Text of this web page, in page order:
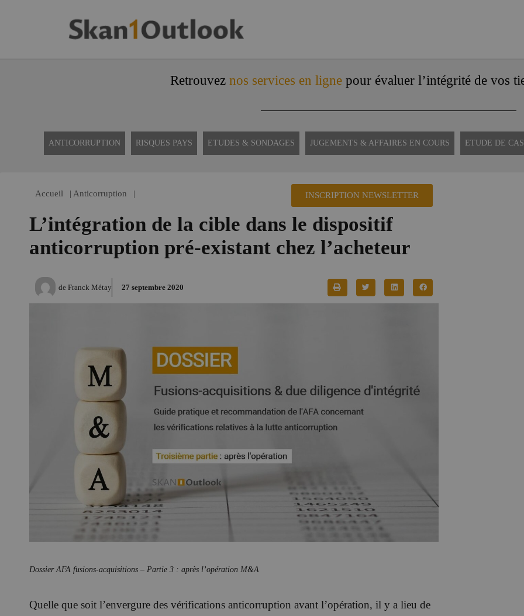
Retrouvez nos services en lignepour évaluer l’intégrité de vos
ANTICORRUPTION RISQUES PAYS ETUDES & SONDAGES JUGEMENTS & AFFAIRES EN COURS ETUDE DE CAS
Accueil | Anticorruption | INSCRIPTION NEWSLETTER
L’intégration de la cible dans le dispositif
anticorruption pré-existant chez l’acheteur
de Franck Métay 27 septembre 2020
Dossier AFA fusions-acquisitions – Partie 3 : après l’opération M&A
Quelle que soit l’envergure des vérifications anticorruption avant l’opération, il y a lieu de